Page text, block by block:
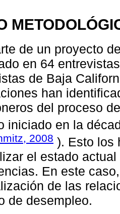
de un proyecto
en 64
de Baja
han
del proceso
iniciado en la
2008 ). Esto los
el estado
En este
de las
de desempleo.